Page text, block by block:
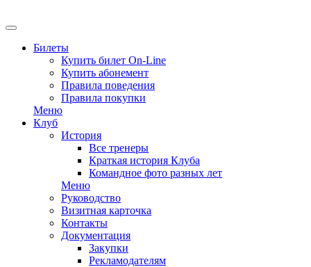
Билеты
Купить билет On-Line
Купить абонемент
Правила поведения
Правила покупки
Меню
Клуб
История
Все тренеры
Краткая история Клуба
Командное фото разных лет
Меню
Руководство
Визитная карточка
Контакты
Документация
Закупки
Рекламодателям